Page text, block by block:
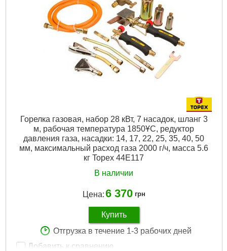
Горелка газовая, набор 28 кВт, 7 насадок, шланг 3
м, рабочая температура 1850ҰC, редуктор
давления газа, насадки: 14, 17, 22, 25, 35, 40, 50
мм, максимальный расход газа 2000 г/ч, масса 5.6
кг Topex 44E117
В наличии
Цена:6 370 грн
Купить
Отгрузка в течение 1-3 рабочих дней
Добавить к сравнению